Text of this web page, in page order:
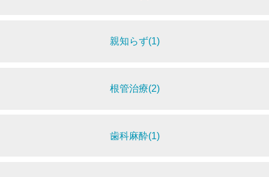
親知らず(1)
根管治療(2)
歯科麻酔(1)